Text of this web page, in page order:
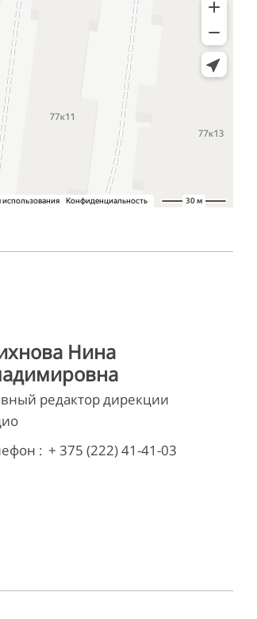
Нина
редактор дирекции
: + 375 (222) 41-41-03